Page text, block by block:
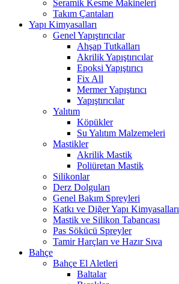
Seramik Kesme Makineleri
Takım Çantaları
Yapı Kimyasalları
Genel Yapıştırıcılar
Ahşap Tutkalları
Akrilik Yapıştırıcılar
Epoksi Yapıştırıcı
Fix All
Mermer Yapıştırıcı
Yapıştırıcılar
Yalıtım
Köpükler
Su Yalıtım Malzemeleri
Mastikler
Akrilik Mastik
Poliüretan Mastik
Silikonlar
Derz Dolguları
Genel Bakım Spreyleri
Katkı ve Diğer Yapı Kimyasalları
Mastik ve Silikon Tabancası
Pas Sökücü Spreyler
Tamir Harçları ve Hazır Sıva
Bahçe
Bahçe El Aletleri
Baltalar